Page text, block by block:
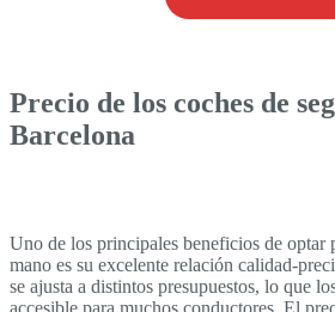
Precio de los coches de
Barcelona
Uno de los principales beneficios de optar
mano es su excelente relación calidad-
se ajusta a distintos presupuestos, lo que
accesible para muchos conductores. El